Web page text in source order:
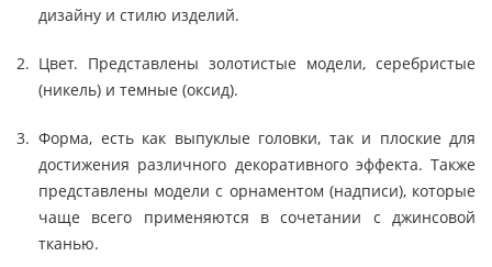
дизайну и стилю изделий.
Цвет. Представлены золотистые модели, серебристые
(никель) и темные (оксид).
Форма, есть как выпуклые головки, так и плоские для
достижения различного декоративного эффекта. Также
представлены модели с орнаментом (надписи), которые
чаще всего применяются в сочетании с джинсовой
тканью.